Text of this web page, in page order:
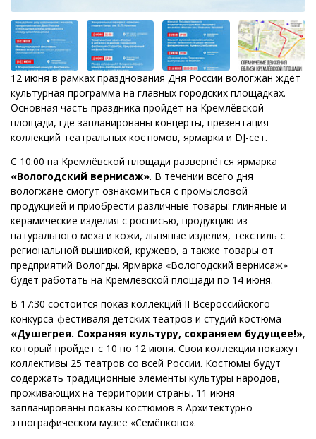
12 июня в рамках празднования Дня России вологжан ждёт
культурная программа на главных городских площадках.
Основная часть праздника пройдёт на Кремлёвской
площади, где запланированы концерты, презентация
коллекций театральных костюмов, ярмарки и DJ-сет.
C 10:00 на Кремлёвской площади развернётся ярмарка
«Вологодский вернисаж». В течении всего дня
вологжане смогут ознакомиться с промысловой
продукцией и приобрести различные товары: глиняные и
керамические изделия с росписью, продукцию из
натурального меха и кожи, льняные изделия, текстиль с
региональной вышивкой, кружево, а также товары от
предприятий Вологды. Ярмарка «Вологодский вернисаж»
будет работать на Кремлёвской площади по 14 июня.
В 17:30 состоится показ коллекций II Всероссийского
конкурса-фестиваля детских театров и студий костюма
«Душегрея. Сохраняя культуру, сохраняем будущее!»,
который пройдет с 10 по 12 июня. Свои коллекции покажут
коллективы 25 театров со всей России. Костюмы будут
содержать традиционные элементы культуры народов,
проживающих на территории страны. 11 июня
запланированы показы костюмов в Архитектурно-
этнографическом музее «Семёнково».